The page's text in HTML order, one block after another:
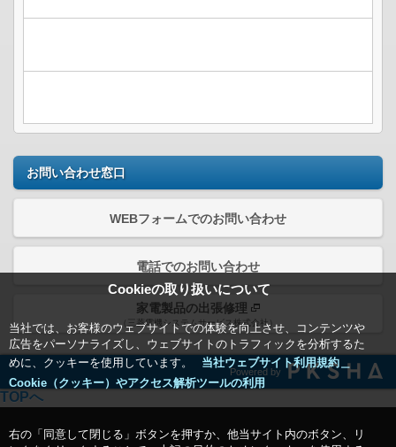
Cookieの取り扱いについて
当社では、お客様のウェブサイトでの体験を向上させ、コンテンツや
広告をパーソナライズし、ウェブサイトのトラフィックを分析するた
めに、クッキーを使用しています。
当社ウェブサイト利用規約＿
Cookie（クッキー）やアクセス解析ツールの利用
右の「同意して閉じる」ボタンを押すか、他当サイト内のボタン、リ
お問い合わせ窓口
WEBフォームでのお問い合わせ
電話でのお問い合わせ
家電製品の出張修理
（三菱電機システムサービス株式会社）
Powered by
TOPへ